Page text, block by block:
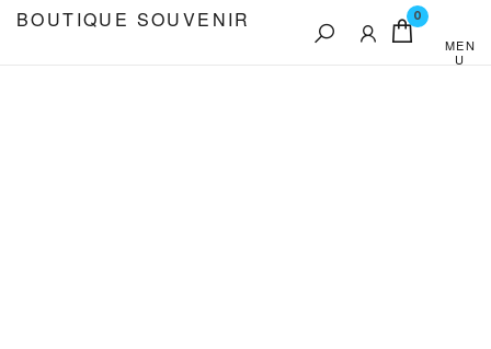
AllerBOUTIQUE SOUVENIR 0
MEN
U